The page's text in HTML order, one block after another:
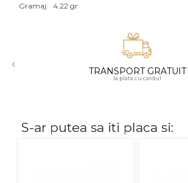
18K
Gramaj: 4.22 gr
‹ TRANSPORT GRATUIT
la plata cu cardul
S-ar putea sa iti placa si: